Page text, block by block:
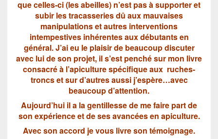
que celles-ci (les abeilles) n’est pas à supporter et
subir les tracasseries dû aux mauvaises
manipulations et autres interventions
intempestives inhérentes aux débutants en
général. J’ai eu le plaisir de beaucoup discuter
avec lui de son projet, il s’est penché sur mon livre
consacré à l’apiculture spécifique aux ruches-
troncs et sur d’autres aussi j’espère…avec
beaucoup d’attention.
Aujourd’hui il a la gentillesse de me faire part de
son expérience et de ses avancées en apiculture.
Avec son accord je vous livre son témoignage.